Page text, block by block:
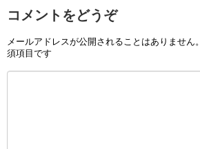
コメントをどうぞ
メールアドレスが公開されることはありません。
須項目です